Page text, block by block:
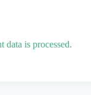
data is processed.